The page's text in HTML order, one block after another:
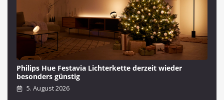
Philips Hue Festavia Lichterkette derzeit wieder
besonders günstig
5. August 2026